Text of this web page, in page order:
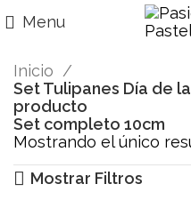
Menu
Inicio
Set Tulipanes Día de
producto
Set completo 10cm
Mostrando el único
Mostrar Filtros